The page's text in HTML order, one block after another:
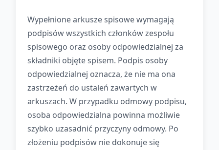
Wypełnione arkusze spisowe wymagają
podpisów wszystkich członków zespołu
spisowego oraz osoby odpowiedzialnej za
składniki objęte spisem. Podpis osoby
odpowiedzialnej oznacza, że nie ma ona
zastrzeżeń do ustaleń zawartych w
arkuszach. W przypadku odmowy podpisu,
osoba odpowiedzialna powinna możliwie
szybko uzasadnić przyczyny odmowy. Po
złożeniu podpisów nie dokonuje się